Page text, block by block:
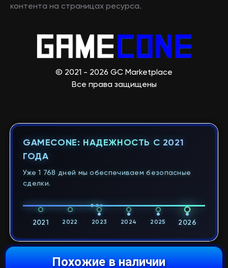
Похожие в наличии
контента на страницах ресурса.
© 2021 - 2026 GC Marketplace
Все права защищены
GAMECONE: НАДЕЖНОСТЬ С 2021
ГОДА
Уже 1 768 дней мы обеспечиваем безопасные
сделки.
2021 2022 2023 2024 2025 2026